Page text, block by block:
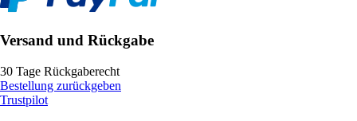
Versand und Rückgabe
30 Tage Rückgaberecht
Bestellung zurückgeben
Trustpilot